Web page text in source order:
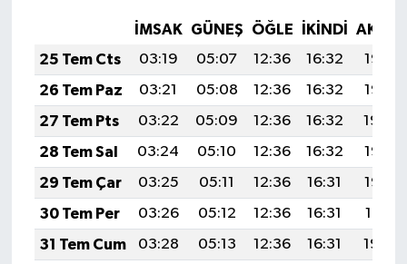
İMSAK GÜNEŞ ÖĞLE İKINDI
25 Tem Cts
03:19 05:07 12:36 16:32
19:56
26 Tem Paz
03:21 05:08 12:36 16:32
19:55
27 Tem Pts
03:22 05:09 12:36 16:32
19:54
28 Tem Sal
03:24 05:10 12:36 16:32
19:53
29 Tem Çar
03:25 05:11 12:36 16:31
19:52
30 Tem Per
03:26 05:12 12:36 16:31
19:51
31 Tem Cum
03:28 05:13 12:36 16:31
19:50